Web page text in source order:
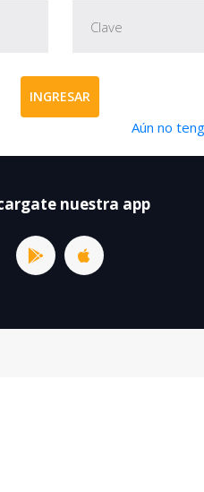
INGRESAR
Aún no
nuestra app